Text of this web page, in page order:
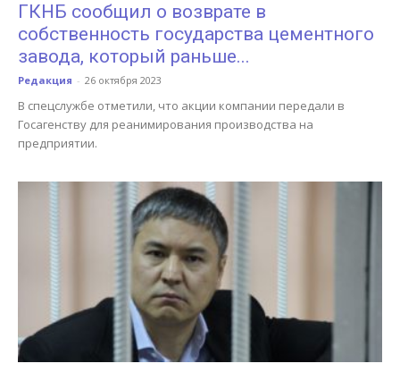
ГКНБ сообщил о возврате в
собственность государства цементного
завода, который раньше...
Редакция - 26 октября 2023
В спецслужбе отметили, что акции компании передали в
Госагенству для реанимирования производства на
предприятии.